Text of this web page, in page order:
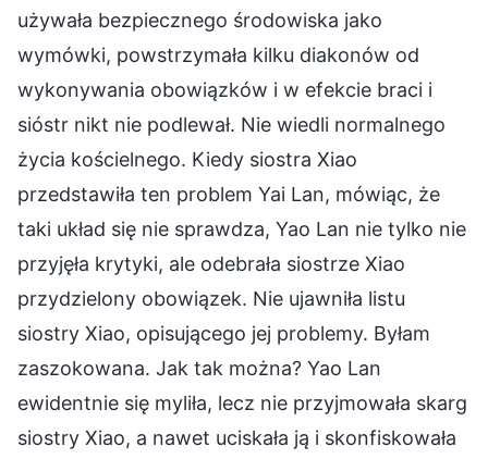
używała bezpiecznego środowiska jako
wymówki, powstrzymała kilku diakonów od
wykonywania obowiązków i w efekcie braci i
sióstr nikt nie podlewał. Nie wiedli normalnego
życia kościelnego. Kiedy siostra Xiao
przedstawiła ten problem Yai Lan, mówiąc, że
taki układ się nie sprawdza, Yao Lan nie tylko nie
przyjęła krytyki, ale odebrała siostrze Xiao
przydzielony obowiązek. Nie ujawniła listu
siostry Xiao, opisującego jej problemy. Byłam
zaszokowana. Jak tak można? Yao Lan
ewidentnie się myliła, lecz nie przyjmowała skarg
siostry Xiao, a nawet uciskała ją i skonfiskowała